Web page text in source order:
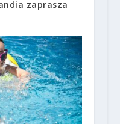
zaprasza